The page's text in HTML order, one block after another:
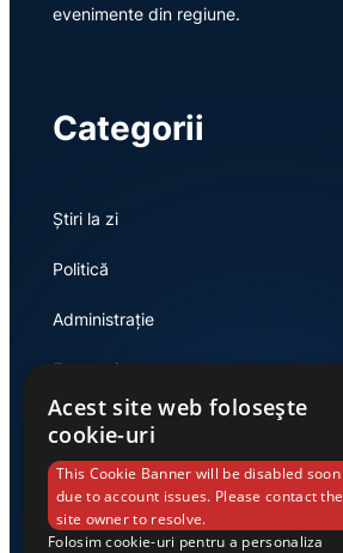
evenimente din regiune.
Categorii
Știri la zi
Politică
Administrație
Economie
Link-uri utile
Acest site web folosește
cookie-uri
This Cookie Banner will be disabled soon
due to account issues. Please contact the
site owner to resolve.
Folosim cookie-uri pentru a personaliza